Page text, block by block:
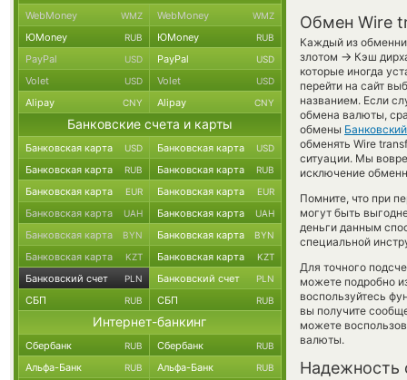
Обмен Wire
Каждый из
злотом → Кэш
которые иногда
перейти на сайт
названием. Если
обмена валюты,
обмены
обменять Wire
ситуации. Мы
исключение
Помните, что при
могут быть
деньги данным
специальной
Для точного
можете подробно
воспользуйтесь
вы получите
можете
валюты.
Надежность
WebMoney WMZ WebMoney WMZ
ЮMoney RUB ЮMoney RUB
PayPal USD PayPal USD
Volet USD Volet USD
Alipay CNY Alipay CNY
Банковские счета и карты
Банковская карта USD Банковская карта USD
Банковская карта RUB Банковская карта RUB
Банковская карта EUR Банковская карта EUR
Банковская карта UAH Банковская карта UAH
Банковская карта BYN Банковская карта BYN
Банковская карта KZT Банковская карта KZT
Банковский счет PLN Банковский счет PLN
СБП RUB СБП RUB
Интернет-банкинг
Сбербанк RUB Сбербанк RUB
Альфа-Банк RUB Альфа-Банк RUB